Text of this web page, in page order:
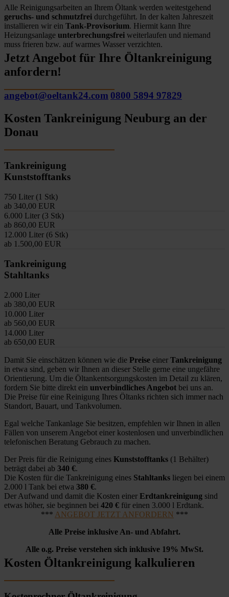
Alle Reinigungsarbeiten an Ihrem Öltank werden weitestgehend
geruchs- und schmutzfrei durchgeführt. In der kalten Jahreszeit
installieren wir ein Tank-Provisorium. Hiermit kann Ihre
Heizungsanlage unterbrechungsfrei weiterlaufen und niemand
muss frieren bzw. auf warmes Wasser verzichten.
Jetzt Angebot für Ihre Öltankreinigung
anfordern!
angebot@oeltank24.com 0800 5894 97829
Kosten Tankreinigung Neuburg an der
Donau
Tankreinigung
Kunststofftanks
750 Liter (1 Stk)
ab 340,00 EUR
6.000 Liter (3 Stk)
ab 860,00 EUR
12.000 Liter (6 Stk)
ab 1.500,00 EUR
Tankreinigung
Stahltanks
2.000 Liter
ab 380,00 EUR
10.000 Liter
ab 560,00 EUR
14.000 Liter
ab 650,00 EUR
Damit Sie einschätzen können wie die Preise einer Tankreinigung
in etwa sind, geben wir Ihnen an dieser Stelle gerne eine ungefähre
Orientierung. Um die Öltankentsorgungskosten im Detail zu klären,
fordern Sie bitte direkt ein unverbindliches Angebot bei uns an.
Die Preise für eine Reinigung Ihres Öltanks richten sich immer nach
Standort, Bauart, und Tankvolumen.
Egal welche Tankanlage Sie besitzen, empfehlen wir Ihnen in allen
Fällen von unserem Angebot einer kostenlosen und unverbindlichen
telefonischen Beratung Gebrauch zu machen.
Der Preis für die Reinigung eines Kunststofftanks (1 Behälter)
beträgt dabei ab 340 €.
Die Kosten für die Tankreinigung eines Stahltanks liegen bei einem
2.000 l Tank bei etwa 380 €.
Der Aufwand und damit die Kosten einer Erdtankreinigung sind
etwas höher, sie beginnen bei 420 € für einen 3.000 l Erdtank.
*** ANGEBOT JETZT ANFORDERN ***
Alle Preise inklusive An- und Abfahrt.
Alle o.g. Preise verstehen sich inklusive 19% MwSt.
Kosten Öltankreinigung kalkulieren